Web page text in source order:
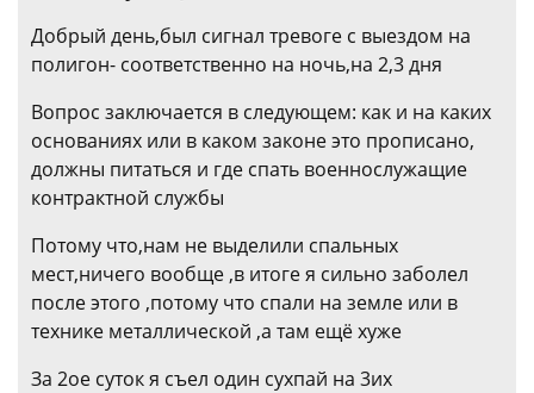
Добрый день,был сигнал тревоге с выездом на
полигон- соответственно на ночь,на 2,3 дня
Вопрос заключается в следующем: как и на каких
основаниях или в каком законе это прописано,
должны питаться и где спать военнослужащие
контрактной службы
Потому что,нам не выделили спальных
мест,ничего вообще ,в итоге я сильно заболел
после этого ,потому что спали на земле или в
технике металлической ,а там ещё хуже
За 2ое суток я съел один сухпай на 3их